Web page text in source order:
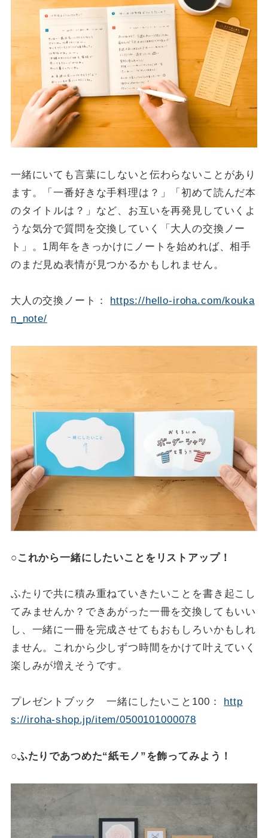
一緒にいても言葉にしないと伝わらないことがあり
ます。「一番好きな手料理は？」「初めて読んだ本
のタイトルは？」など、お互いを再発見していくよ
うな気分で質問を交換していく「大人の交換ノー
ト」。1周年をきっかけにノートを始めれば、相手
のまだ見ぬ表情が見つかるかもしれません。
大人の交換ノート： https://hello-iroha.com/kouka
n_note/
○これから一緒にしたいことをリストアップ！
ふたりで共に積み重ねていきたいことを書き起こし
てみませんか？できあがった一冊を交換してもいい
し、一緒に一冊を完成させてもおもしろいかもしれ
ません。これから少しずつ時間をかけて叶えていく
楽しみが増えそうです。
プレゼントブック 一緒にしたいこと100： http
s://iroha-shop.jp/item/0500101000078
○ふたりであつめた“紙モノ”を飾ってみよう！